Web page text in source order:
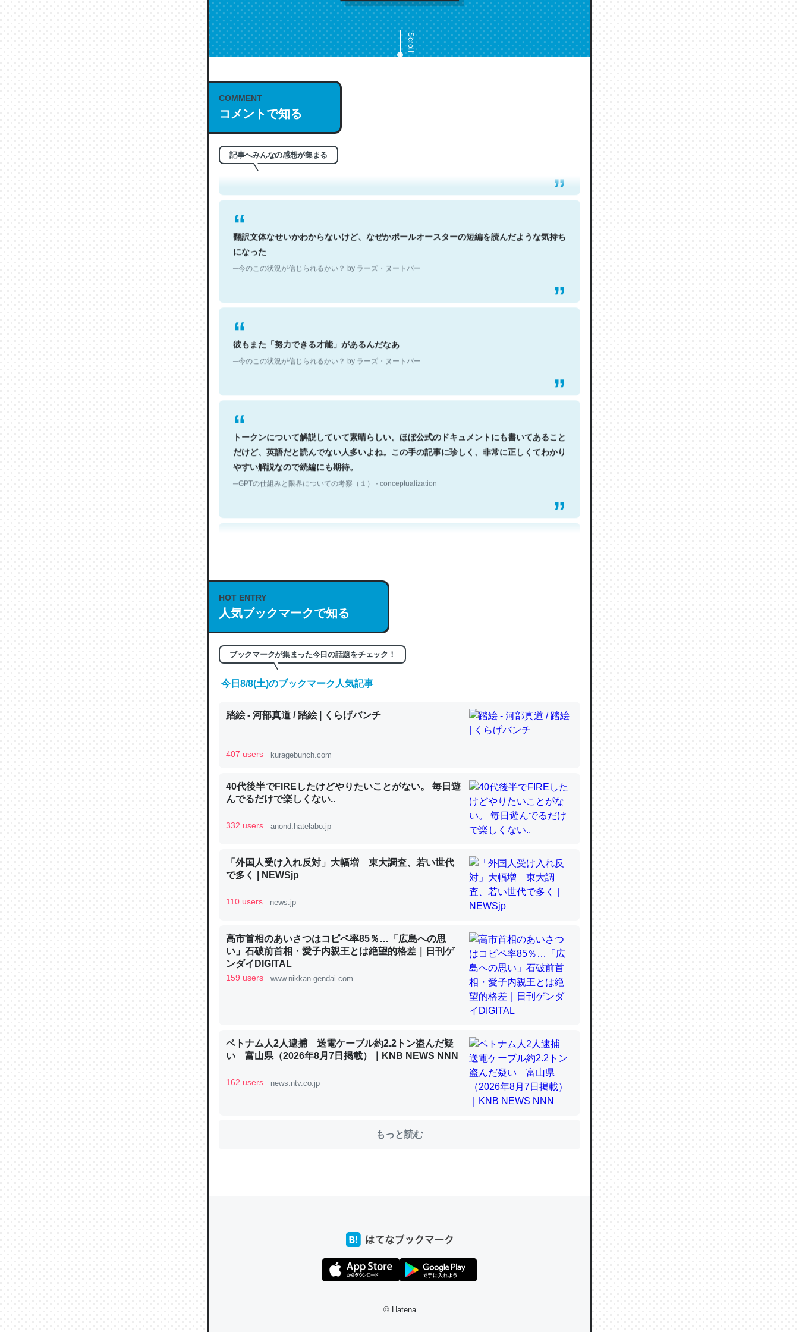
Scroll
COMMENT
コメントで知る
記事へみんなの感想が集まる
これは名文。彼はとてもクレバーなんだろうなと凄く思う。英語少しでも読める人は原文
もお勧め。自分はこの流れ好き。Let’s Fucking Go. Then Covid hit. Shit.
─今のこの状況が信じられるかい？ by ラーズ・ヌートバー
翻訳文体なせいかわからないけど、なぜかポールオースターの短編を読んだような気持ち
になった
─今のこの状況が信じられるかい？ by ラーズ・ヌートバー
彼もまた「努力できる才能」があるんだなあ
─今のこの状況が信じられるかい？ by ラーズ・ヌートバー
トークンについて解説していて素晴らしい。ほぼ公式のドキュメントにも書いてあること
だけど、英語だと読んでない人多いよね。この手の記事に珍しく、非常に正しくてわかり
やすい解説なので続編にも期待。
─GPTの仕組みと限界についての考察（１） - conceptualization
─GPTの仕組みと限界についての考察（１） - conceptualization
これは良記事。32768トークンだと英語小説100ページ分くらい。小説でいう「ずっと前
の伏線」は回収されないけど、短期記憶というには多い分量。進化すればするほど分かり
やすく強くなりそう
の600分の1程度。
─ニュース :: 【研究発表】昆虫学の大問題＝「昆虫はなぜ海にいないのか」に関する新仮説
論文では「淡水はカルシウムも酸素も不足してて両方に不利だから両方が拮抗してるので
は」とあって面白い。海にいる鋏角類（カブトガニ・ウミグモ）はカルシウムを使わずキ
─ニュース :: 【研究発表】昆虫学の大問題＝「昆虫はなぜ海にいないのか」に関する新仮説
これを元に考えるとカルシウムを大量に使う脊椎動物と貝類は苦労してるんだな…。腹足
─ニュース :: 【研究発表】昆虫学の大問題＝「昆虫はなぜ海にいないのか」に関する新仮説
中。あと、Googleマップで位置情報を共有してる。電池残量や充電中かが分かるのでこ
ちょうど同じ理由でEcho Show 8を設定中でした。PrimeとかSpotifyを支払う孝行もで
きる。一生で親と会える残り時間を日数にすると1週間とかの人が多いそうだけど、それ
を実質100倍以上に伸ばす効果があるはず……
HOT ENTRY
人気ブックマークで知る
ブックマークが集まった今日の話題をチェック！
今日8/8(土)のブックマーク人気記事
踏絵 - 河部真道 / 踏絵 | くらげバンチ
407 users kuragebunch.com
40代後半でFIREしたけどやりたいことがない。 毎日遊
んでるだけで楽しくない..
332 users anond.hatelabo.jp
「外国人受け入れ反対」大幅増 東大調査、若い世代
で多く | NEWSjp
110 users news.jp
高市首相のあいさつはコピペ率85％…「広島への思
い」石破前首相・愛子内親王とは絶望的格差｜日刊ゲ
ンダイDIGITAL
159 users www.nikkan-gendai.com
ベトナム人2人逮捕 送電ケーブル約2.2トン盗んだ疑
い 富山県（2026年8月7日掲載）｜KNB NEWS NNN
162 users news.ntv.co.jp
もっと読む
© Hatena